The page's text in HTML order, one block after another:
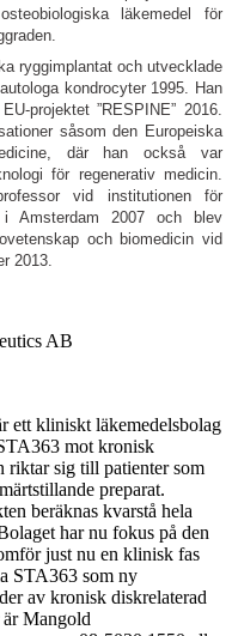
läkemedel för
ryggimplantat och utvecklade
kondrocyter 1995. Han
projektet ”RESPINE” 2016.
såsom den Europeiska
där han också var
för regenerativ medicin.
vid institutionen för
i Amsterdam 2007 och blev
och biomedicin vid
2013.
AB
ett kliniskt läkemedelsbolag
mot kronisk
riktar sig till patienter som
preparat.
beräknas kvarstå hela
har nu fokus på den
just nu en klinisk fas
STA363 som ny
av kronisk diskrelaterad
Mangold